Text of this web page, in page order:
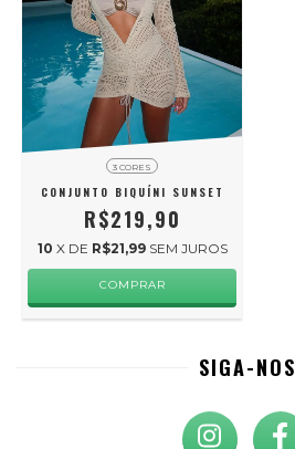
3 CORES
CONJUNTO BIQUÍNI SUNSET
R$219,90
10 X DE R$21,99 SEM JUROS
COMPRAR
SIGA-NOS